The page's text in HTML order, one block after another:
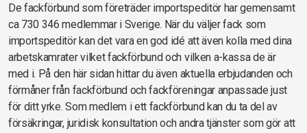
De fackförbund som företräder importspeditör har gemensamt
ca 730 346 medlemmar i Sverige. När du väljer fack som
importspeditör kan det vara en god idé att även kolla med dina
arbetskamrater vilket fackförbund och vilken a-kassa de är
med i. På den här sidan hittar du även aktuella erbjudanden och
förmåner från fackförbund och fackföreningar anpassade just
för ditt yrke. Som medlem i ett fackförbund kan du ta del av
försäkringar, juridisk konsultation och andra tjänster som gör att